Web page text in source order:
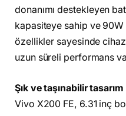
donanımı destekleyen
kapasiteye sahip ve 90W
özellikler sayesinde
uzun süreli performans
Şık ve taşınabilir tasarım
Vivo X200 FE, 6.31 inç